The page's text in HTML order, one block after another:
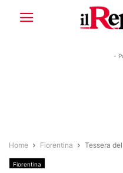
-
Home Fiorentina Tessera
Fiorentina